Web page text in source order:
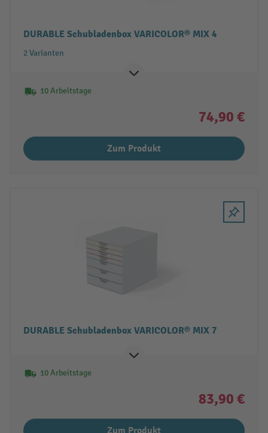
DURABLE Schubladenbox VARICOLOR® MIX 4
2 Varianten
10 Arbeitstage
74,90 €
Zum Produkt
DURABLE Schubladenbox VARICOLOR® MIX 7
10 Arbeitstage
83,90 €
Zum Produkt